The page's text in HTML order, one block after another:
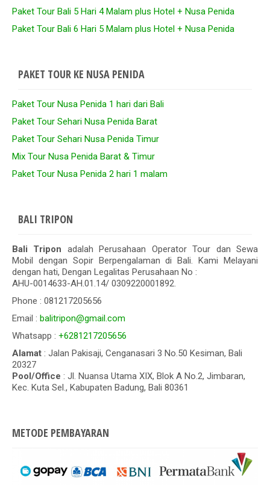
Paket Tour Bali 5 Hari 4 Malam plus Hotel + Nusa Penida
Paket Tour Bali 6 Hari 5 Malam plus Hotel + Nusa Penida
PAKET TOUR KE NUSA PENIDA
Paket Tour Nusa Penida 1 hari dari Bali
Paket Tour Sehari Nusa Penida Barat
Paket Tour Sehari Nusa Penida Timur
Mix Tour Nusa Penida Barat & Timur
Paket Tour Nusa Penida 2 hari 1 malam
BALI TRIPON
Bali Tripon adalah Perusahaan Operator Tour dan Sewa
Mobil dengan Sopir Berpengalaman di Bali. Kami Melayani
dengan hati, Dengan Legalitas Perusahaan No :
AHU-0014633-AH.01.14/ 0309220001892.
Phone : 081217205656
Email : balitripon@gmail.com
Whatsapp : +6281217205656
Alamat : Jalan Pakisaji, Cenganasari 3 No.50 Kesiman, Bali
20327
Pool/Office : Jl. Nuansa Utama XIX, Blok A No.2, Jimbaran,
Kec. Kuta Sel., Kabupaten Badung, Bali 80361
METODE PEMBAYARAN